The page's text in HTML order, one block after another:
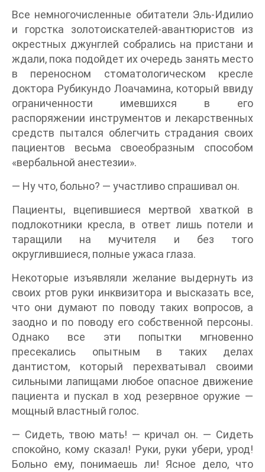
Все немногочисленные обитатели Эль-Идилио
и горстка золотоискателей-авантюристов из
окрестных джунглей собрались на пристани и
ждали, пока подойдет их очередь занять место
в переносном стоматологическом кресле
доктора Рубикундо Лоачамина, который ввиду
ограниченности имевшихся в его
распоряжении инструментов и лекарственных
средств пытался облегчить страдания своих
пациентов весьма своеобразным способом
«вербальной анестезии».
— Ну что, больно? — участливо спрашивал он.
Пациенты, вцепившиеся мертвой хваткой в
подлокотники кресла, в ответ лишь потели и
таращили на мучителя и без того
округлившиеся, полные ужаса глаза.
Некоторые изъявляли желание выдернуть из
своих ртов руки инквизитора и высказать все,
что они думают по поводу таких вопросов, а
заодно и по поводу его собственной персоны.
Однако все эти попытки мгновенно
пресекались опытным в таких делах
дантистом, который перехватывал своими
сильными лапищами любое опасное движение
пациента и пускал в ход резервное оружие —
мощный властный голос.
— Сидеть, твою мать! — кричал он. — Сидеть
спокойно, кому сказал! Руки, руки убери, урод!
Больно ему, понимаешь ли! Ясное дело, что